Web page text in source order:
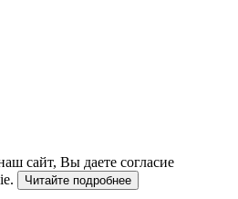
сайт, Вы даете согласие
Читайте подробнее